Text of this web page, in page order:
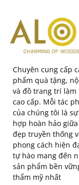
Chuyên cung cấp
phẩm quà tặng,
và đồ trang trí làm
cao cấp. Mỗi tác
của chúng tôi là
hợp hoàn hảo
đẹp truyền thống
phong cách hiện
tự hào mang đến
sản phẩm bền
thẩm mỹ nhất